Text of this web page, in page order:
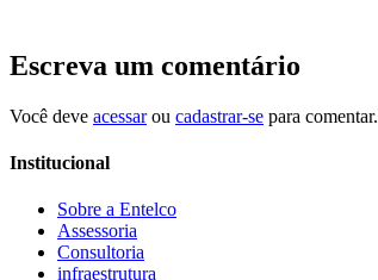
Escreva um comentário
Você deve acessarou cadastrar-se para comentar.
Institucional
Sobre a Entelco
Assessoria
Consultoria
infraestrutura